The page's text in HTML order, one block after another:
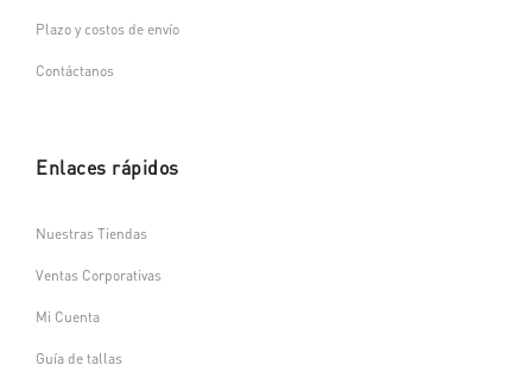
Plazo y costos de envío
Contáctanos
Enlaces rápidos
Nuestras Tiendas
Ventas Corporativas
Mi Cuenta
Guía de tallas